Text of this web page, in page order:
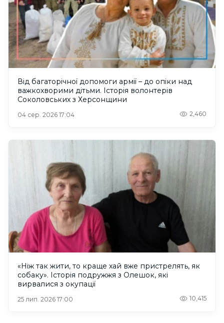
Від багаторічної допомоги армії – до опіки над
важкохворими дітьми. Історія волонтерів
Соколовських з Херсонщини
04 сер. 2026 17:04 2,460
«Ніж так жити, то краще хай вже пристрелять, як
собаку». Історія подружжя з Олешок, які
вирвалися з окупації
25 лип. 2026 17:00 10,415